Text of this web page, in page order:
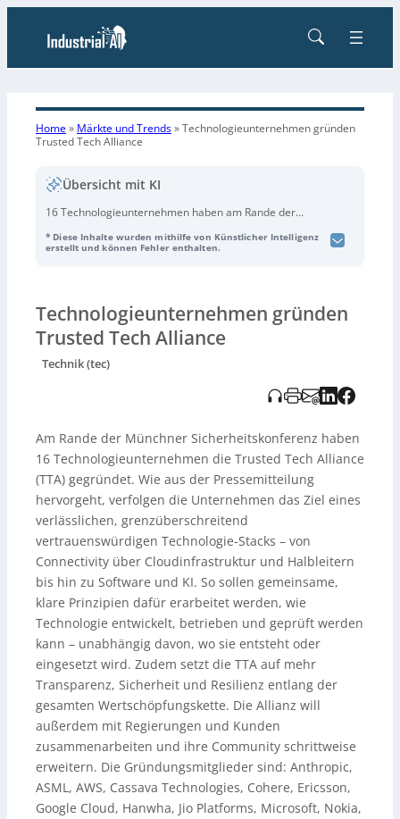
Home» Märkte und Trends»Technologieunternehmengründen
Trusted Tech Alliance
Übersicht mit KI
16 Technologieunternehmen haben am Rande der
Alliance (TTA)** gegründet. Ziel ist ein
dafür gemeinsame Prinzipien entwickeln, wie
Technologien unabhängig vom Entstehungs- oder
Einsatzort entwickelt, betrieben und geprüft werden,
und setzt auf mehr Transparenz, Sicherheit und
Zudem plant die TTA Zusammenarbeit mit Regierungen
Community. Gründungsmitglieder sind u. a. AWS,
ASML und SoftBank.
* Diese Inhalte wurden mithilfe von Künstlicher Intelligenz
erstellt und können Fehler enthalten.
Technologieunternehmen gründen
Trusted Tech Alliance
Technik (tec)
Am Rande der Münchner Sicherheitskonferenz haben
16 Technologieunternehmen die Trusted Tech Alliance
(TTA) gegründet. Wie aus der Pressemitteilung
hervorgeht, verfolgen die Unternehmen das Ziel eines
verlässlichen, grenzüberschreitend
vertrauenswürdigen Technologie-Stacks – von
Connectivity über Cloudinfrastruktur und Halbleitern
bis hin zu Software und KI. So sollen gemeinsame,
klare Prinzipien dafür erarbeitet werden, wie
Technologie entwickelt, betrieben und geprüft werden
kann – unabhängig davon, wo sie entsteht oder
eingesetzt wird. Zudem setzt die TTA auf mehr
Transparenz, Sicherheit und Resilienz entlang der
gesamten Wertschöpfungskette. Die Allianz will
außerdem mit Regierungen und Kunden
zusammenarbeiten und ihre Community schrittweise
erweitern. Die Gründungsmitglieder sind: Anthropic,
ASML, AWS, Cassava Technologies, Cohere, Ericsson,
Google Cloud, Hanwha, Jio Platforms, Microsoft, Nokia,